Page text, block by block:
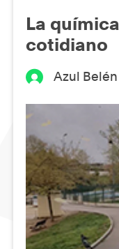
La
cotidiano
Azul